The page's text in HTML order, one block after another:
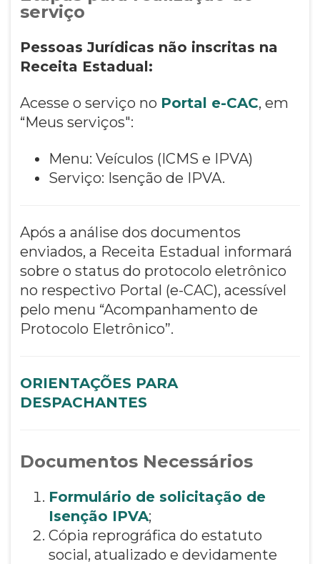
serviço
Pessoas Jurídicas não inscritas na
Receita Estadual:
Acesse o serviço no Portal e-CAC, em
“Meus serviços":
Menu: Veículos (ICMS e IPVA)
Serviço: Isenção de IPVA.
Após a análise dos documentos
enviados, a Receita Estadual informará
sobre o status do protocolo eletrônico
no respectivo Portal (e-CAC), acessível
pelo menu “Acompanhamento de
Protocolo Eletrônico”.
ORIENTAÇÕES PARA
DESPACHANTES
Documentos Necessários
Formulário de solicitação de
Isenção IPVA;
Cópia reprográfica do estatuto
social, atualizado e devidamente